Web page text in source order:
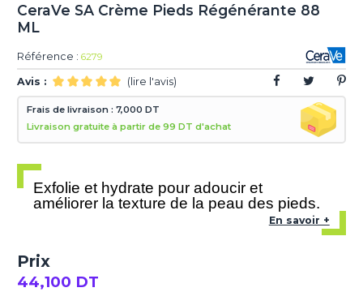
CeraVe SA Crème Pieds Régénérante 88
ML
Référence : 6279
Avis : (lire l'avis)
Frais de livraison : 7,000 DT
Livraison gratuite à partir de 99 DT d'achat
Exfolie et hydrate pour adoucir et
améliorer la texture de la peau des pieds.
En savoir +
Prix
44,100 DT